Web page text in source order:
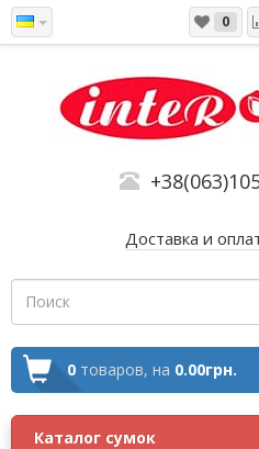
0
Доставка и
0 товаров, на 0.00грн.
Каталог сумок